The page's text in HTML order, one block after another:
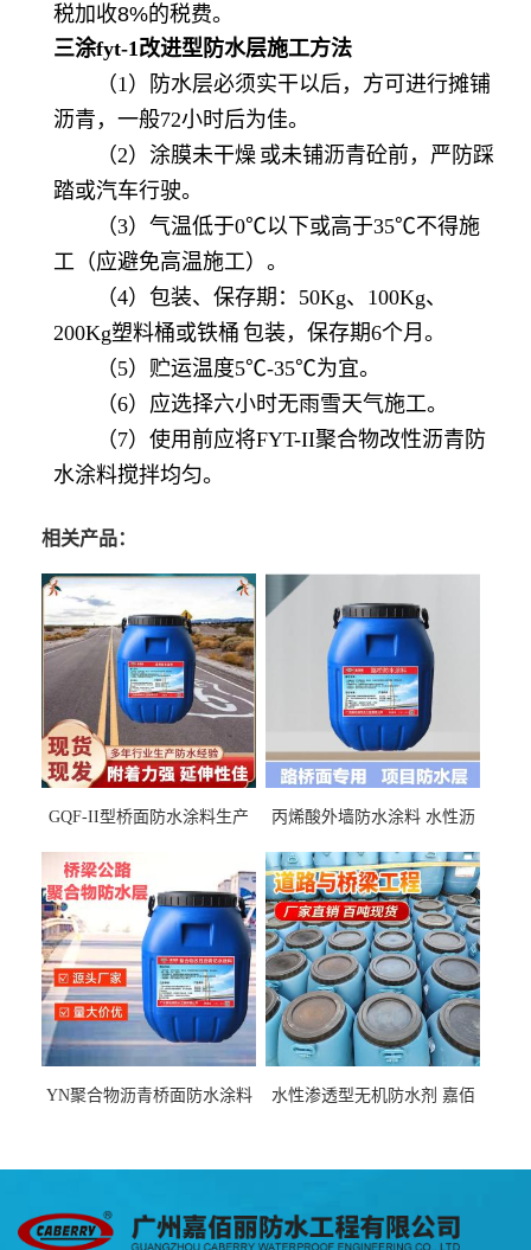
税加收8%的税费。
三涂fyt-1改进型防水层施工方法
（1）防水层必须实干以后，方可进行摊铺
沥青，一般72小时后为佳。
（2）涂膜未干燥 或未铺沥青砼前，严防踩
踏或汽车行驶。
（3）气温低于0℃以下或高于35℃不得施
工（应避免高温施工）。
（4）包装、保存期：50Kg、100Kg、
200Kg塑料桶或铁桶 包装，保存期6个月。
（5）贮运温度5℃-35℃为宜。
（6）应选择六小时无雨雪天气施工。
（7）使用前应将FYT-II聚合物改性沥青防
水涂料搅拌均匀。
相关产品：
GQF-II型桥面防水涂料生产
丙烯酸外墙防水涂料 水性沥
厂家
YN聚合物沥青桥面防水涂料
水性渗透型无机防水剂 嘉佰